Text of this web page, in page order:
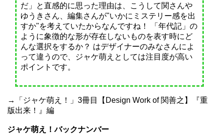
だ」と直感的に思った理由は、こうして関さんや
ゆうきさん、編集さんが"いかにミステリー感を出
すか"を考えていたからなんですね！ 「年代記」の
ように象徴的な形が存在しないものを表す時にど
んな選択をするか？ はデザイナーのみなさんによ
って違うので、ジャケ萌えとしては注目度が高い
ポイントです。
→「ジャケ萌え！」3冊目【Design Work of 関善之】『重
版出来！』編
ジャケ萌え！バックナンバー